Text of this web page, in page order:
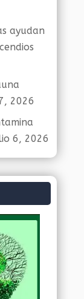
ayudan
2026
6, 2026